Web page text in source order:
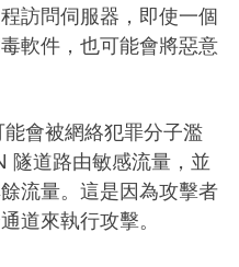
訪問伺服器，即使一個
軟件，也可能會將惡意
能會被網絡犯罪分子濫
隧道路由敏感流量，並
流量。這是因為攻擊者
道來執行攻擊。